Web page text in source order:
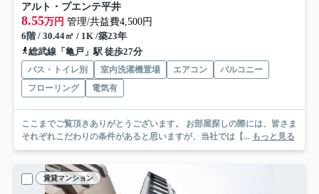
アルト・プエンテ平井
8.55万円 管理/共益費4,500円
6階 / 30.44㎡ / 1K /築23年
総武線「亀戸」駅 徒歩27分
バス・トイレ別 室内洗濯機置場 エアコン
バルコニー
フローリング
電気有
ここまでご覧頂きありがとうございます。 お部屋探しの際には、皆さま
それぞれこだわりの条件があると思いますが、当社では【... もっと見る
賃貸マンション